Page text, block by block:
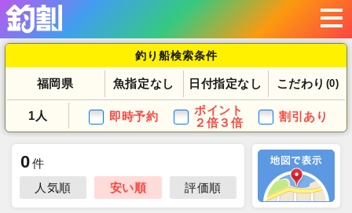
釣り船検索条件
福岡県 魚指定なし 日付指定なし こだわり (0)
1人 即時予約
ポイント
２倍３倍
割引あり
0件
人気順
安い順 評価順